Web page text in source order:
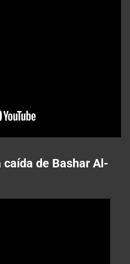
caída de Bashar Al-